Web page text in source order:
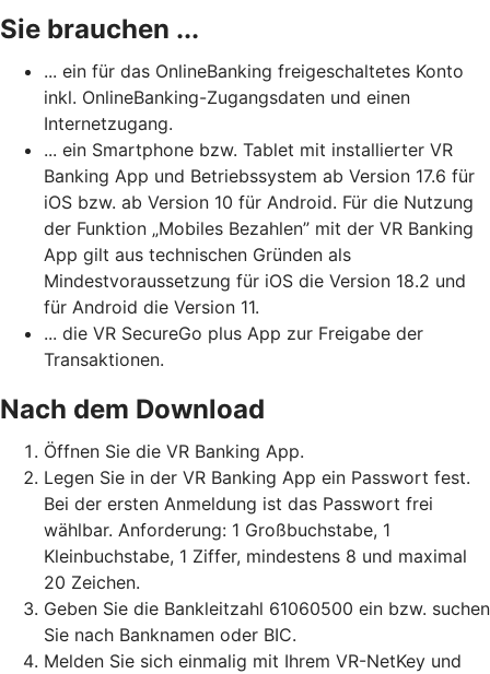
Sie brauchen ...
... ein für das OnlineBanking freigeschaltetes Konto
inkl. OnlineBanking-Zugangsdaten und einen
Internetzugang.
... ein Smartphone bzw. Tablet mit installierter VR
Banking App und Betriebssystem ab Version 17.6 für
iOS bzw. ab Version 10 für Android. Für die Nutzung
der Funktion „Mobiles Bezahlen” mit der VR Banking
App gilt aus technischen Gründen als
Mindestvoraussetzung für iOS die Version 18.2 und
für Android die Version 11.
... die VR SecureGo plus App zur Freigabe der
Transaktionen.
Nach dem Download
Öffnen Sie die VR Banking App.
Legen Sie in der VR Banking App ein Passwort fest.
Bei der ersten Anmeldung ist das Passwort frei
wählbar. Anforderung: 1 Großbuchstabe, 1
Kleinbuchstabe, 1 Ziffer, mindestens 8 und maximal
20 Zeichen.
Geben Sie die Bankleitzahl 61060500 ein bzw. suchen
Sie nach Banknamen oder BIC.
Melden Sie sich einmalig mit Ihrem VR-NetKey und